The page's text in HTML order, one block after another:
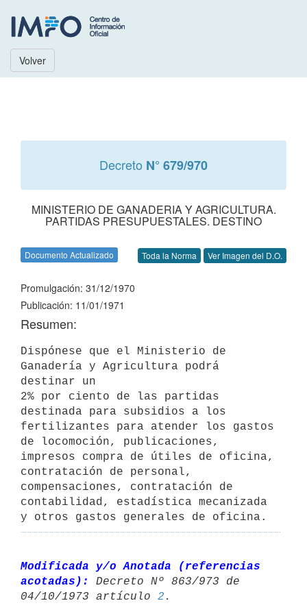
Volver
Decreto N° 679/970
MINISTERIO DE GANADERIA Y AGRICULTURA.
PARTIDAS PRESUPUESTALES. DESTINO
Documento Actualizado Toda la Norma Ver Imagen del D.O.
Promulgación: 31/12/1970
Publicación: 11/01/1971
Resumen:
Dispónese que el Ministerio de
Ganadería y Agricultura podrá
destinar un
2% por ciento de las partidas
destinada para subsidios a los
fertilizantes para atender los gastos
de locomoción, publicaciones,
impresos compra de útiles de oficina,
contratación de personal,
compensaciones, contratación de
contabilidad, estadística mecanizada
y otros gastos generales de oficina.
Modificada y/o Anotada (referencias
acotadas):
Decreto Nº 863/973 de
04/10/1973 artículo 2